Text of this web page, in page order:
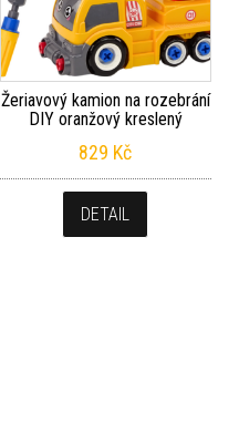
Žeriavový kamion na rozebrání
DIY oranžový kreslený
829 Kč
DETAIL